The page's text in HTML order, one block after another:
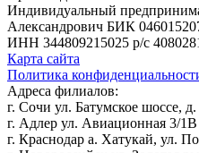
Индивидуальный
Александрович БИК
ИНН 344809215025 р/с
Карта сайта
Политика
Адреса филиалов:
г. Сочи ул. Батумское шоссе,
г. Адлер ул. Авиационная 3/1В
г. Краснодар а. Хатукай, ул.